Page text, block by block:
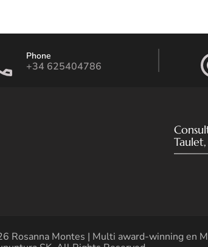
Phone
+34 625404786
Rosanna Montes | Multi award-winning en